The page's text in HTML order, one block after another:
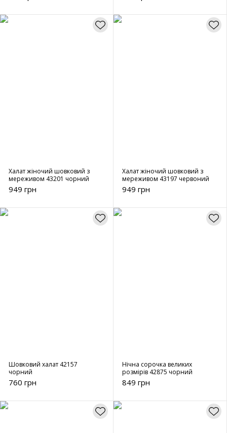
Халат жіночий шовковий з
мереживом 43201 чорний
949 грн
Халат жіночий шовковий з
мереживом 43197 червоний
949 грн
Шовковий халат 42157
чорний
760 грн
Нічна сорочка великих
розмірів 42875 чорний
849 грн